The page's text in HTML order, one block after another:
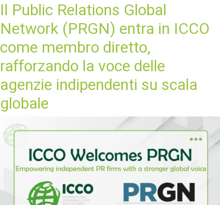
Il Public Relations Global
Network (PRGN) entra in ICCO
come membro diretto,
rafforzando la voce delle
agenzie indipendenti su scala
globale